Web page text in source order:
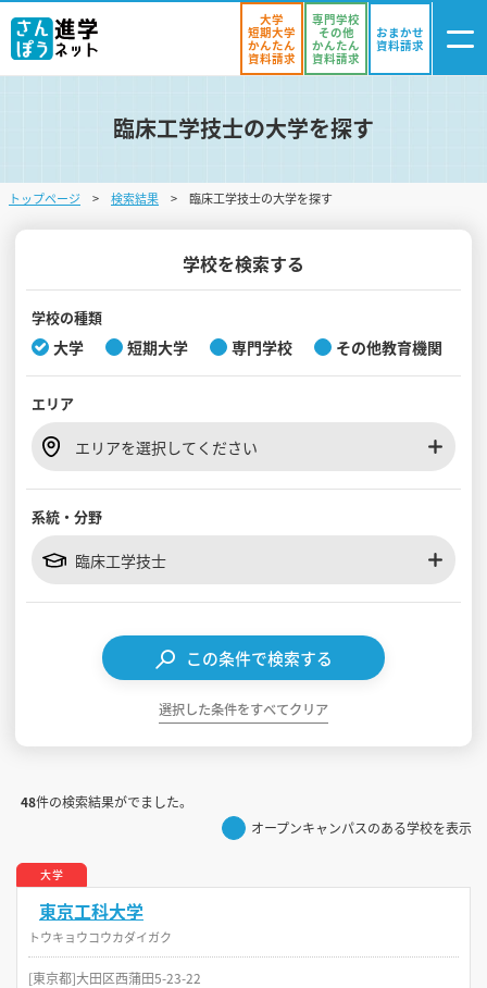
ログイン
・登録
気になる
学校を探す
オープンキャンパスを探す
入試・受験入門
見学会WEB手引書
大学
短期大学
かんたん
資料請求
専門学校
その他
かんたん
資料請求
おまかせ
資料請求
臨床工学技士の大学を探す
トップページ 検索結果 臨床工学技士の大学を探す
学校を検索する
学校の種類
大学 短期大学 専門学校 その他教育機関
エリア
エリアを選択してください
系統・分野
臨床工学技士
この条件で検索する
選択した条件をすべてクリア
48件の検索結果がでました。
オープンキャンパスのある学校を表示
大学
東京工科大学
トウキョウコウカダイガク
[東京都]大田区西蒲田5-23-22